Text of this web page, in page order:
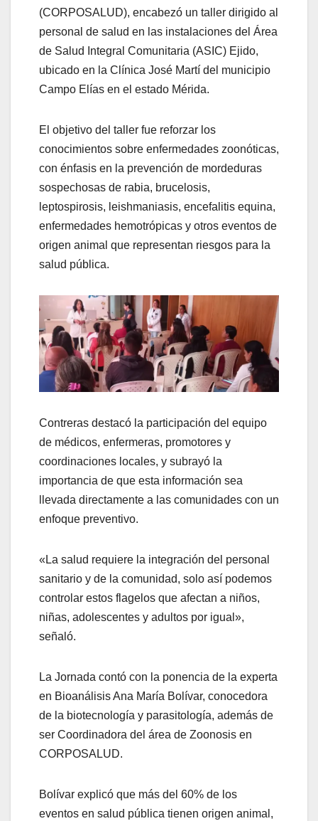
(CORPOSALUD), encabezó un taller dirigido al
personal de salud en las instalaciones del Área
de Salud Integral Comunitaria (ASIC) Ejido,
ubicado en la Clínica José Martí del municipio
Campo Elías en el estado Mérida.
El objetivo del taller fue reforzar los
conocimientos sobre enfermedades zoonóticas,
con énfasis en la prevención de mordeduras
sospechosas de rabia, brucelosis,
leptospirosis, leishmaniasis, encefalitis equina,
enfermedades hemotrópicas y otros eventos de
origen animal que representan riesgos para la
salud pública.
Contreras destacó la participación del equipo
de médicos, enfermeras, promotores y
coordinaciones locales, y subrayó la
importancia de que esta información sea
llevada directamente a las comunidades con un
enfoque preventivo.
«La salud requiere la integración del personal
sanitario y de la comunidad, solo así podemos
controlar estos flagelos que afectan a niños,
niñas, adolescentes y adultos por igual»,
señaló.
La Jornada contó con la ponencia de la experta
en Bioanálisis Ana María Bolívar, conocedora
de la biotecnología y parasitología, además de
ser Coordinadora del área de Zoonosis en
CORPOSALUD.
Bolívar explicó que más del 60% de los
eventos en salud pública tienen origen animal,